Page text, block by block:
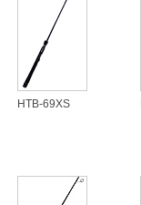
HTB-69XS